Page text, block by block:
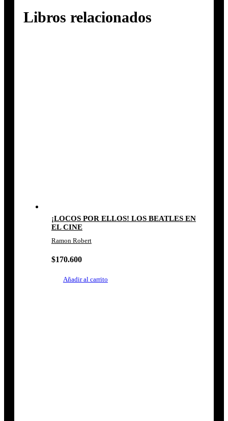
Libros relacionados
¡LOCOS POR ELLOS! LOS BEATLES EN
EL CINE
Ramon Robert
$170.600
Añadir al carrito